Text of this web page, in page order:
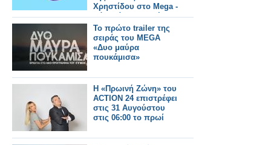
Χρηστίδου στο Mega -
Πότε κάνει πρεμιέρα;
Το πρώτο trailer της
σειράς του MEGA
«Δυο μαύρα
πουκάμισα»
Η «Πρωινή Ζώνη» του
ACTION 24 επιστρέφει
στις 31 Αυγούστου
στις 06:00 το πρωί